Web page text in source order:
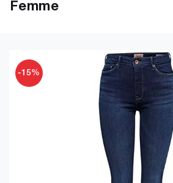
Accessoires
Femme
-15%